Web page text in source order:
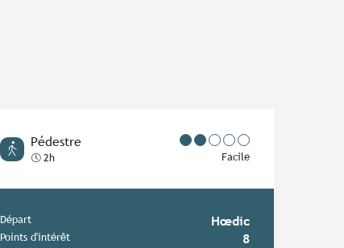
Pédestre
2h Facile
Informations pratiques
Départ Hœdic
Points d'intérêt 8